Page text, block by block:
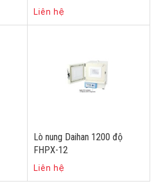
Liên hệ
Lò nung Daihan 1200 độ
FHPX-12
Liên hệ